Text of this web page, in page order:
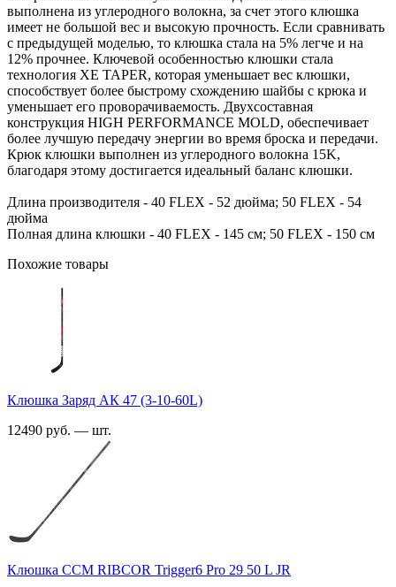
выполнена из углеродного волокна, за счет этого клюшка
имеет не большой вес и высокую прочность. Если сравнивать
с предыдущей моделью, то клюшка стала на 5% легче и на
12% прочнее. Ключевой особенностью клюшки стала
технология XE TAPER, которая уменьшает вес клюшки,
способствует более быстрому схождению шайбы с крюка и
уменьшает его проворачиваемость. Двухсоставная
конструкция HIGH PERFORMANCE MOLD, обеспечивает
более лучшую передачу энергии во время броска и передачи.
Крюк клюшки выполнен из углеродного волокна 15K,
благодаря этому достигается идеальный баланс клюшки.
Длина производителя - 40 FLEX - 52 дюйма; 50 FLEX - 54
дюйма
Полная длина клюшки - 40 FLEX - 145 см; 50 FLEX - 150 см
Похожие товары
Клюшка Заряд АК 47 (3-10-60L)
12490 руб. — шт.
Клюшка CCM RIBCOR Trigger6 Pro 29 50 L JR